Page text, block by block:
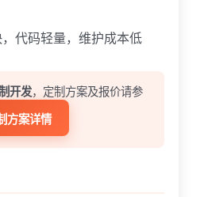
代码轻量，维护成本低
开发，定制方案及报价请参
方案详情